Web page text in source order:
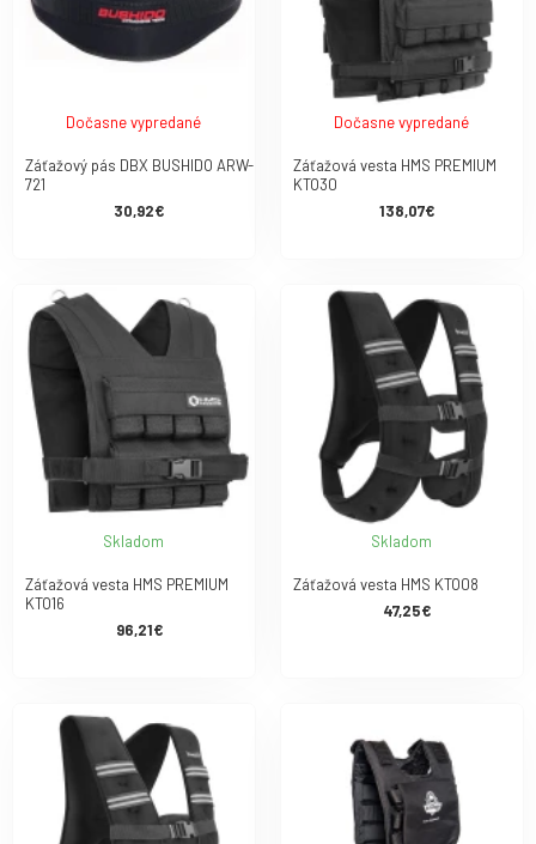
Dočasne vypredané
Záťažový pás DBX BUSHIDO ARW-
721
30,92€
Dočasne vypredané
Záťažová vesta HMS PREMIUM
KTO30
138,07€
Skladom
Záťažová vesta HMS PREMIUM
KTO16
96,21€
Skladom
Záťažová vesta HMS KTO08
47,25€